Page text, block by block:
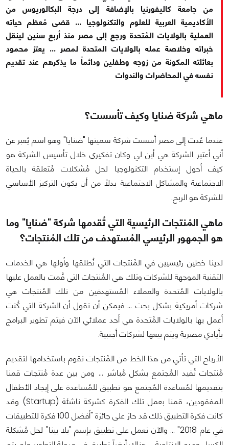
من جامعة كاليفورنيا بالإضافة إلى درجة البكالوريوس من
الأكاديمية العربية للعلوم والتكنولوجيا ... قضى مُعظم حياته
العملية بالولايات المُتحدة ورجع إلى مصر منذ أربع سنين لينقل
خبراته وخلاصة عمله بالولايات المتحدة لمصر ... يعتز محمود
بعائلته المكونة من زوجه وطفلين ودائماً ما يذكرهم عند تقديم
نفسه في المحاضرات والندوات
ماهي شركة ضنايا وكيف تأسست؟
عندما عُدت إلى مصر أسست شركة سميتها "ضنايا" وهو اسم يُعبر عن
أني أعتبر الشركة هي أبن لي وكان تفكيري خلال تأسيس الشركة هو
كيف أحول إستخدام التكنولوجيا لحل مُشكلات مُتعلقة بالحياة
الاجتماعية والمشاكل الاجتماعية بدلاً من أن يكون التركيز الأساسي
للشركة هو الربح.
ماهي المُنتجات الرئيسية التي تُقدمها شركة "ضنايا" وما
هو الجمهور الرئيسي المُستهدف من تلك المُنتجات؟
لدينا خطين رئيسيين في المُنتجات التي نُطلقها وأولها هي الخدمات
التقنية الموجهة للشركات وتلك هي المُنتجات التي قُمت بالعمل عليها
بالولايات المُتحدة والعملاء المُستهدفين من تلك المُنتجات هي
شركات أمريكية بشكل بحت ... فيمكن أن نقول أن الشركة التي كُنت
أعمل بها بالولايات المُتحدة هي أحد عملائي الآن فيتم تطوير البرامج
بأيادي مصرية ويتم بيعها لشركات أجنبية.
الأرباح التي تأتي من هذا الخط من المُنتجات نقوم باستخدامها لتقديم
مُنتجات تُفيد المُجتمع بشكل مُباشر ... ومن بين عدة مُنتجات قمنا
بتقديمها لمُساعدة المُجتمع هو تطبيق للمُساعدة على إيجاد الأطفال
المفقودين، قمنا بعمل تلك الفكرة كشركة ناشئة (Startup) وقد
كانت فكرة التطبيق ذلك قد حاز على جائزة "أفضل 100 فكرة للتطبيقات
في عام 2018" ... والآن نعمل على تطبيق بإسم "يلا بينا" لحل مُشكلة